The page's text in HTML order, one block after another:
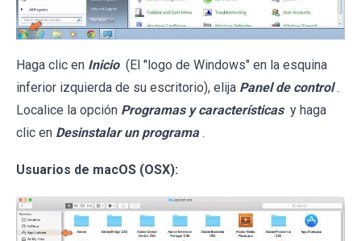
Haga clic en Inicio (El "logo de Windows" en la esquina
inferior izquierda de su escritorio), elija Panel de control .
Localice la opción Programas y características y haga
clic en Desinstalar un programa .
Usuarios de macOS (OSX):